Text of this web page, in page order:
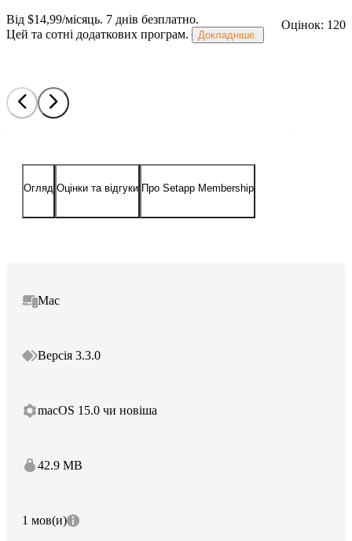
Оцінок: 120
Від $14,99/місяць. 7 днів безплатно.
Цей та сотні додаткових програм.
Докладніше.
Огляд Оцінки та відгуки Про Setapp Membership
Mac
Версія 3.3.0
macOS 15.0 чи новіша
42.9 MB
1 мов(и)